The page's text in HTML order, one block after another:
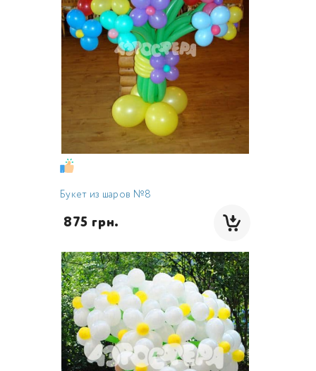
Букет из шаров №8
875 грн.